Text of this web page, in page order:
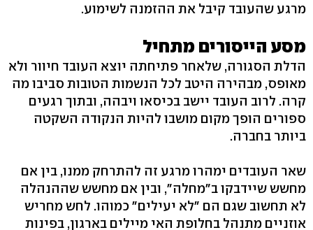
מרגע שהעובד קיבל את ההזמנה לשימוע.
מסע הייסורים מתחיל
הדלת הסגורה, שלאחר פתיחתה יוצא העובד חיוור ולא
מאופס, מבהירה היטב לכל הנשמות הטובות סביבו מה
קרה. לרוב העובד יישב בכיסאו ויבהה, ובתוך רגעים
ספורים הופך מקום מושבו להיות הנקודה השקטה
ביותר בחברה.
שאר העובדים ימהרו מרגע זה להתרחק ממנו, בין אם
מחשש שיידבקו ב"מחלה", ובין אם מחשש שההנהלה
לא תחשוב שגם הם "לא יעילים" כמוהו. לחש מחריש
אוזניים מתנהל בחלופת האי מיילים בארגון, בפינות